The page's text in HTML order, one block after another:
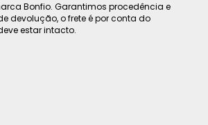
Bonfio. Garantimos procedência e
devolução, o frete é por conta do
estar intacto.